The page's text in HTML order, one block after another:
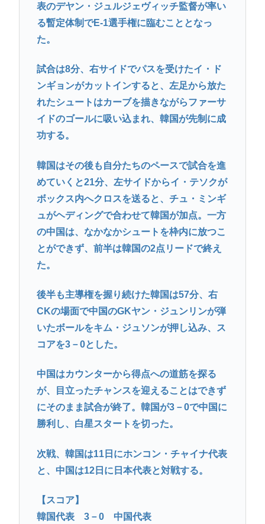
表のデヤン・ジュルジェヴィッチ監督が率い
る暫定体制でE-1選手権に臨むこととなっ
た。
試合は8分、右サイドでパスを受けたイ・ド
ンギョンがカットインすると、左足から放た
れたシュートはカーブを描きながらファーサ
イドのゴールに吸い込まれ、韓国が先制に成
功する。
韓国はその後も自分たちのペースで試合を進
めていくと21分、左サイドからイ・テソクが
ボックス内へクロスを送ると、チュ・ミンギ
ュがヘディングで合わせて韓国が加点。一方
の中国は、なかなかシュートを枠内に放つこ
とができず、前半は韓国の2点リードで終え
た。
後半も主導権を握り続けた韓国は57分、右
CKの場面で中国のGKヤン・ジュンリンが弾
いたボールをキム・ジュソンが押し込み、ス
コアを3－0とした。
中国はカウンターから得点への道筋を探る
が、目立ったチャンスを迎えることはできず
にそのまま試合が終了。韓国が3－0で中国に
勝利し、白星スタートを切った。
次戦、韓国は11日にホンコン・チャイナ代表
と、中国は12日に日本代表と対戦する。
【スコア】
韓国代表 3－0 中国代表